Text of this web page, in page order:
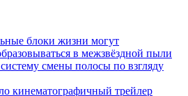
блоки жизни могут
в межзвёздной пыли
смены полосы по взгляду
кинематографичный трейлер